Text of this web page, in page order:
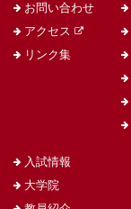
お問い合わせ
アクセス
リンク集
入試情報
大学院